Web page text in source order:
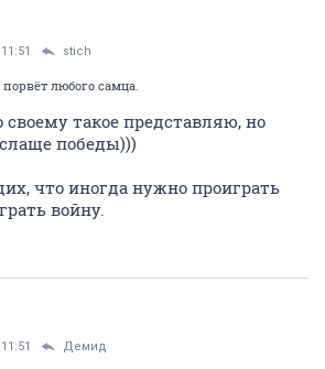
stich
любого самца.
такое представляю, но
победы)))
что иногда нужно проиграть
войну.
Демид